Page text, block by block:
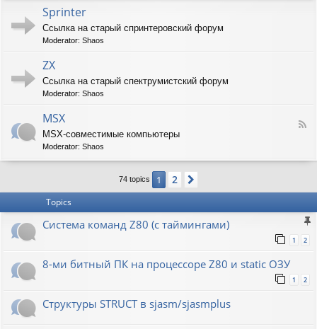
Sprinter
Ссылка на старый спринтеровский форум
Moderator: Shaos
ZX
Ссылка на старый спектрумистский форум
Moderator: Shaos
F
S
MSX
MSX-совместимые компьютеры
Moderator: Shaos
74 topics 1 2
Topics
Система команд Z80 (с таймингами)
1 2
8-ми битный ПК на процессоре Z80 и static ОЗУ
1 2
Структуры STRUCT в sjasm/sjasmplus